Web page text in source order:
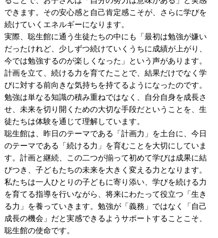
できます。その安心感と自己肯定感こそが、さらに学びを
続けていくエネルギーになります。
実際、聡生館に通う生徒たちの中にも「最初は勉強が嫌い
だったけれど、少しずつ続けていくうちに成績が上がり、
今では勉強するのが楽しくなった」という声があります。
計画を立て、続ける力を育てたことで、結果だけでなく学
びに対する前向きな気持ちを持てるようになったのです。
勉強は単なる知識の積み重ねではなく、自分自身を成長さ
せ、未来を切り開くための大切な手段だということを、生
徒たちは体験を通じて理解しています。
聡生館は、昨日のテーマである「計画力」を土台に、今日
のテーマである「続ける力」を育むことを大切にしていま
す。計画と継続、この二つが揃って初めて学びは成果に結
びつき、子どもたちの未来を大きく変える力となります。
私たちは一人ひとりの子どもに寄り添い、学びを続ける力
を育てる指導を行いながら、将来にわたって役立つ「生き
る力」を養っていきます。勉強が「義務」ではなく「自己
成長の機会」だと実感できるようサポートすることこそ、
聡生館の使命です。